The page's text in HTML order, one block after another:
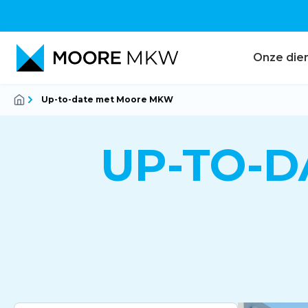
Onze
Audit
Up-to-date met Moore MKW
UP-TO-